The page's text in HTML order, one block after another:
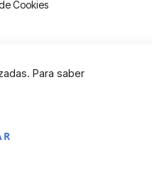
Cookies
Para saber